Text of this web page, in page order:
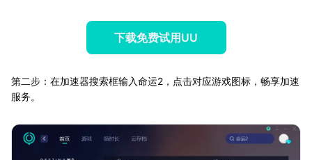
下载免费试用UU
第二步：在加速器搜索框输入命运2，点击对应游戏图标，畅享加速
服务。